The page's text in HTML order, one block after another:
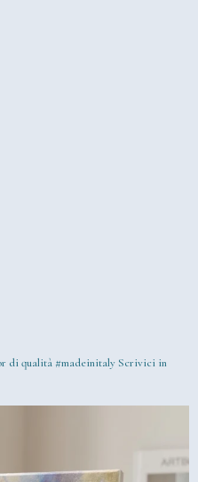
di qualità #madeinitaly Scrivici in